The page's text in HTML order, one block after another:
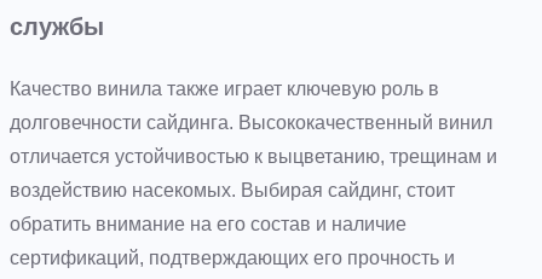
службы
Качество винила также играет ключевую роль в
долговечности сайдинга. Высококачественный винил
отличается устойчивостью к выцветанию, трещинам и
воздействию насекомых. Выбирая сайдинг, стоит
обратить внимание на его состав и наличие
сертификаций, подтверждающих его прочность и